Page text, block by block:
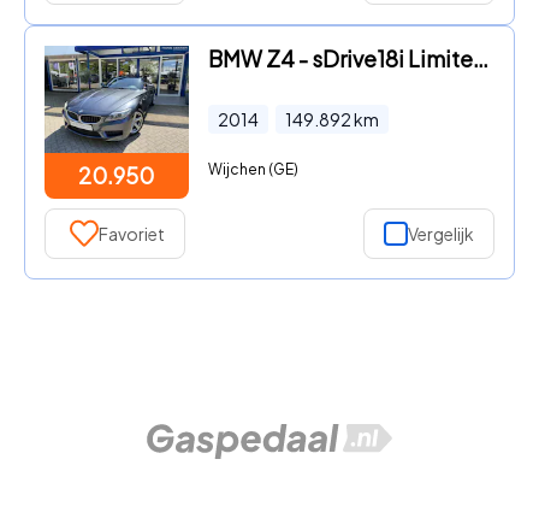
20.950
BMW Z4 - sDrive18i Limited Series Leder/Cruise/Navi/Clima/PDC
2014 149.892km
Wijchen (GE)
Favoriet Vergelijk